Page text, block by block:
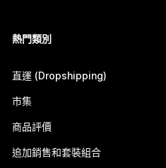
熱門類別
直運 (Dropshipping)
市集
商品評價
追加銷售和套裝組合